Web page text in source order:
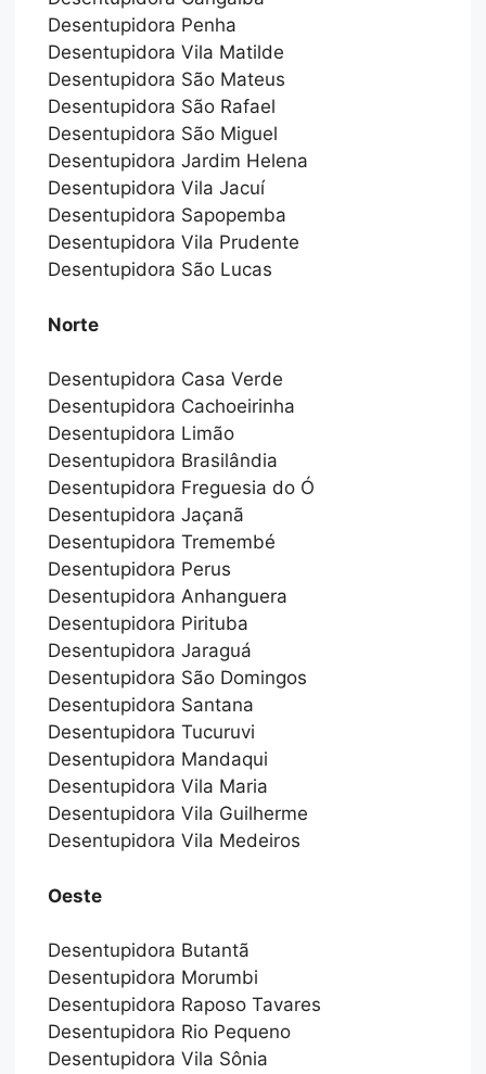
Desentupidora Penha
Desentupidora Vila Matilde
Desentupidora São Mateus
Desentupidora São Rafael
Desentupidora São Miguel
Desentupidora Jardim Helena
Desentupidora Vila Jacuí
Desentupidora Sapopemba
Desentupidora Vila Prudente
Desentupidora São Lucas
Norte
Desentupidora Casa Verde
Desentupidora Cachoeirinha
Desentupidora Limão
Desentupidora Brasilândia
Desentupidora Freguesia do Ó
Desentupidora Jaçanã
Desentupidora Tremembé
Desentupidora Perus
Desentupidora Anhanguera
Desentupidora Pirituba
Desentupidora Jaraguá
Desentupidora São Domingos
Desentupidora Santana
Desentupidora Tucuruvi
Desentupidora Mandaqui
Desentupidora Vila Maria
Desentupidora Vila Guilherme
Desentupidora Vila Medeiros
Oeste
Desentupidora Butantã
Desentupidora Morumbi
Desentupidora Raposo Tavares
Desentupidora Rio Pequeno
Desentupidora Vila Sônia